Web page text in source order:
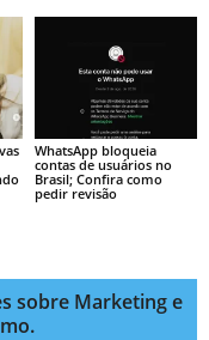
WhatsApp bloqueia
contas de usuários no
Brasil; Confira como
pedir revisão
sobre Marketing e